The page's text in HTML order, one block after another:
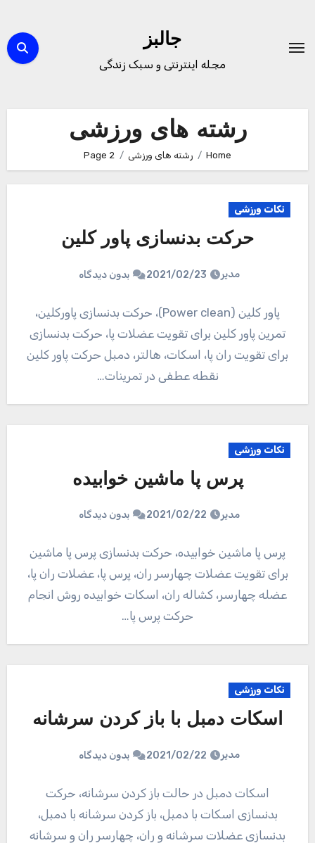
content
جالبز
مجله اینترنتی و سبک زندگی
رشته های ورزشی
Home رشته های ورزشی Page 2
نکات ورزشی
حرکت بدنسازی پاور کلین
مدیر 2021/02/23 بدون دیدگاه
پاور کلین (Power clean)، حرکت بدنسازی پاورکلین،
تمرین پاور کلین برای تقویت عضلات پا، حرکت بدنسازی
برای تقویت ران پا، اسکات، هالتر، دمبل حرکت پاور کلین
نقطه عطفی در تمرینات…
نکات ورزشی
پرس پا ماشین خوابیده
مدیر 2021/02/22 بدون دیدگاه
پرس پا ماشین خوابیده، حرکت بدنسازی پرس پا ماشین
برای تقویت عضلات چهارسر ران، پرس پا، عضلات ران پا،
عضله چهارسر، کشاله ران، اسکات خوابیده روش انجام
حرکت پرس پا…
نکات ورزشی
اسکات دمبل با باز کردن سرشانه
مدیر 2021/02/22 بدون دیدگاه
اسکات دمبل در حالت باز کردن سرشانه، حرکت
بدنسازی اسکات با دمبل، باز کردن سرشانه با دمبل،
بدنسازی عضلات سرشانه و ران، چهارسر ران و سرشانه